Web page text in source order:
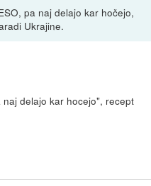
pa naj delajo kar hočejo,
Ukrajine.
delajo kar hocejo", recept